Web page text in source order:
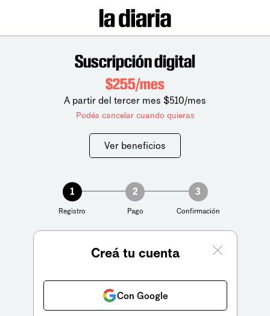
Suscripción digital
$255/mes
A partir del tercer mes $510/mes
Podés cancelar cuando quieras
Ver beneficios
1
Registro
2
Pago
3
Confirmación
Creá tu cuenta
Con Google